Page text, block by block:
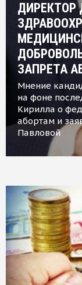
ДИРЕКТОР
ЗАПРЕТА
Мнение
на фоне
Кирилла о
абортам и
Павловой